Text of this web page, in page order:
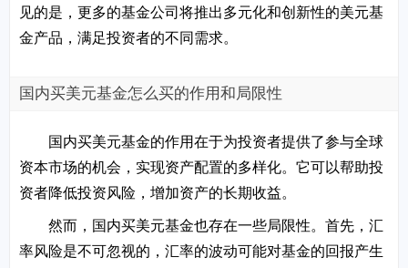
见的是，更多的基金公司将推出多元化和创新性的美元基
金产品，满足投资者的不同需求。
国内买美元基金怎么买的作用和局限性
国内买美元基金的作用在于为投资者提供了参与全球
资本市场的机会，实现资产配置的多样化。它可以帮助投
资者降低投资风险，增加资产的长期收益。
然而，国内买美元基金也存在一些局限性。首先，汇
率风险是不可忽视的，汇率的波动可能对基金的回报产生